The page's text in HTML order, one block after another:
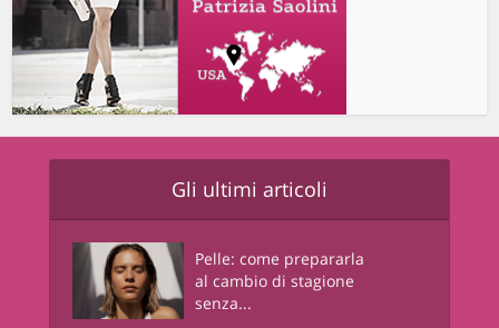
Gli ultimi articoli
Pelle: come prepararla
al cambio di stagione
senza...